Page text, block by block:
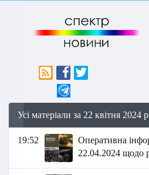
Усі матеріали за 22 квітня 2024
19:52
Оперативна
22.04.2024 щодо